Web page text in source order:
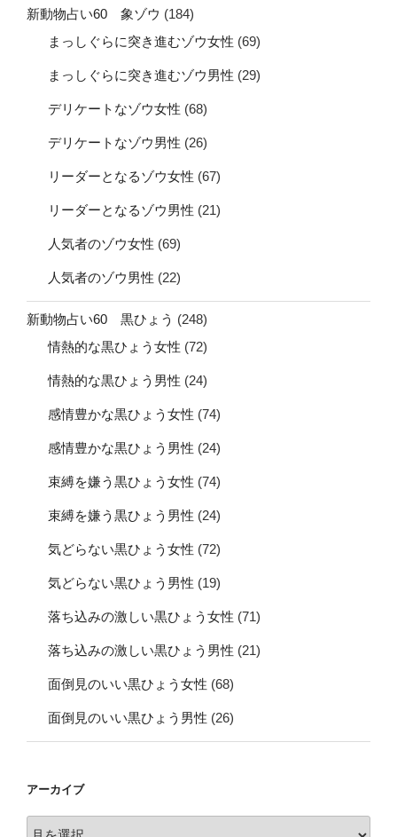
新動物占い60 象ゾウ (184)
まっしぐらに突き進むゾウ女性 (69)
まっしぐらに突き進むゾウ男性 (29)
デリケートなゾウ女性 (68)
デリケートなゾウ男性 (26)
リーダーとなるゾウ女性 (67)
リーダーとなるゾウ男性 (21)
人気者のゾウ女性 (69)
人気者のゾウ男性 (22)
新動物占い60 黒ひょう (248)
情熱的な黒ひょう女性 (72)
情熱的な黒ひょう男性 (24)
感情豊かな黒ひょう女性 (74)
感情豊かな黒ひょう男性 (24)
束縛を嫌う黒ひょう女性 (74)
束縛を嫌う黒ひょう男性 (24)
気どらない黒ひょう女性 (72)
気どらない黒ひょう男性 (19)
落ち込みの激しい黒ひょう女性 (71)
落ち込みの激しい黒ひょう男性 (21)
面倒見のいい黒ひょう女性 (68)
面倒見のいい黒ひょう男性 (26)
アーカイブ